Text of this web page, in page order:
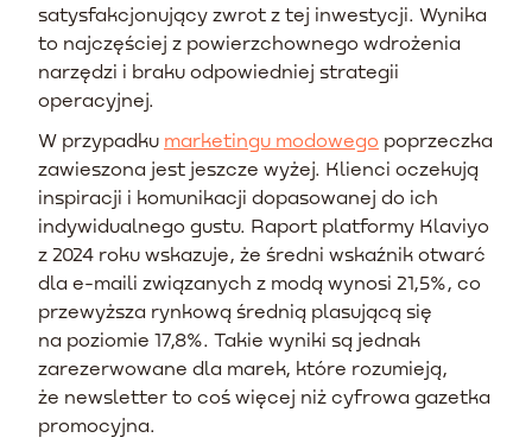
satysfakcjonujący zwrot z tej inwestycji. Wynika
to najczęściej z powierzchownego wdrożenia
narzędzi i braku odpowiedniej strategii
operacyjnej.
W przypadku marketingu modowego poprzeczka
zawieszona jest jeszcze wyżej. Klienci oczekują
inspiracji i komunikacji dopasowanej do ich
indywidualnego gustu. Raport platformy Klaviyo
z 2024 roku wskazuje, że średni wskaźnik otwarć
dla e-maili związanych z modą wynosi 21,5%, co
przewyższa rynkową średnią plasującą się
na poziomie 17,8%. Takie wyniki są jednak
zarezerwowane dla marek, które rozumieją,
że newsletter to coś więcej niż cyfrowa gazetka
promocyjna.